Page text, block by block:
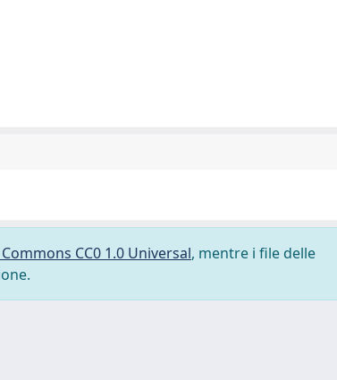
CC0 1.0 Universal, mentre i file delle